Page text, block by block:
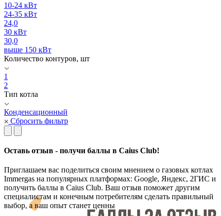
10-24 кВт
24-35 кВт
24,0
30 кВт
30,0
выше 150 кВт
Количество контуров, шт
1
2
Тип котла
Конденсационный
Сбросить фильтр
Оставь отзыв - получи баллы в Caius Club!
Приглашаем вас поделиться своим мнением о газовых котлах
Immergas на популярных платформах: Google, Яндекс, 2ГИС и
получить баллы в Caius Club. Ваш отзыв поможет другим
специалистам и конечным потребителям сделать правильный
выбор, а ваш опыт станет ценны